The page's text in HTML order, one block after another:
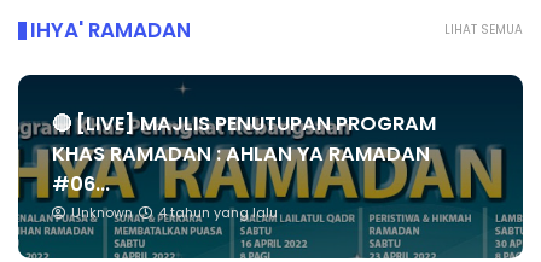
LIHAT SEMUA
IHYA' RAMADAN
🔴 [LIVE] MAJLIS PENUTUPAN PROGRAM
KHAS RAMADAN : AHLAN YA RAMADAN
#06...
Unknown 4 tahun yang lalu